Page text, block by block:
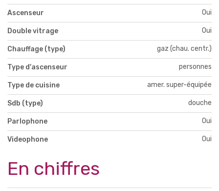
Ascenseur Oui
Double vitrage Oui
Chauffage (type) gaz (chau. centr.)
Type d'ascenseur personnes
Type de cuisine amer. super-équipée
Sdb (type) douche
Parlophone Oui
Videophone Oui
En chiffres